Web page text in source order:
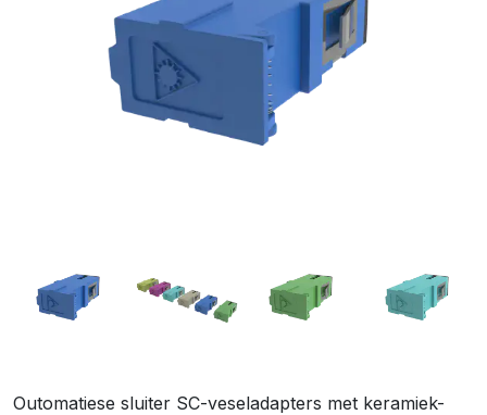
Outomatiese sluiter SC-veseladapters met keramiek-